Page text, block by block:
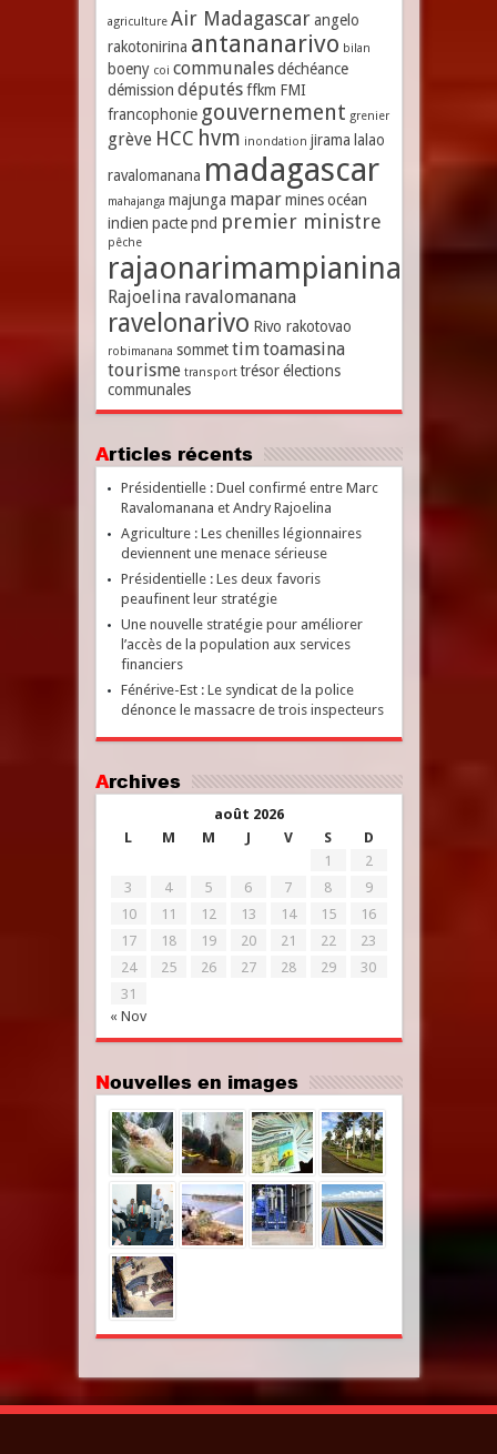
agriculture Air Madagascar angelo
rakotonirina antananarivo bilan
boeny coi communales déchéance
démission députés ffkm FMI
francophonie gouvernement grenier
grève HCC hvm inondation jirama lalao
ravalomanana madagascar
mahajanga majunga mapar mines océan
indien pacte pnd premier ministre
pêche
rajaonarimampianina
Rajoelina ravalomanana
ravelonarivo Rivo rakotovao
robimanana sommet timtoamasina
tourisme transport trésor élections
communales
Articles récents
Présidentielle : Duel confirmé entre Marc
Ravalomanana et Andry Rajoelina
Agriculture : Les chenilles légionnaires
deviennent une menace sérieuse
Présidentielle : Les deux favoris
peaufinent leur stratégie
Une nouvelle stratégie pour améliorer
l’accès de la population aux services
financiers
Fénérive-Est : Le syndicat de la police
dénonce le massacre de trois inspecteurs
Archives
août 2026
L
M M J V S D
« Nov
1
2
3
4 5 6 7 8
9
10
11 12 13 14 15
16
17
18 19 20 21 22
23
24
25 26 27 28 29
30
31
Nouvelles en images